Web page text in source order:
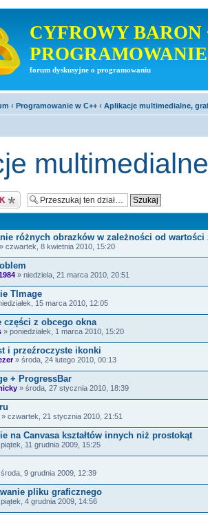
CYFROWY BARON
PROGRAMOWANIE
forum dyskusyjne o programowaniu
‹ Programowanie w C++ ‹ Aplikacje multimedialne,
różnych obrazków w zależności od wartości
czwartek, 8 kwietnia 2010, 15:20
» niedziela, 21 marca 2010, 20:51
TImage
15 marca 2010, 12:05
części z obcego okna
» poniedziałek, 1 marca 2010, 15:20
i przeźroczyste ikonki
» środa, 24 lutego 2010, 00:13
+ ProgressBar
» środa, 27 stycznia 2010, 18:39
» czwartek, 21 stycznia 2010, 21:51
na Canvasa kształtów innych niż prostokąt
11 grudnia 2009, 15:25
9 grudnia 2009, 12:39
pliku graficznego
4 grudnia 2009, 14:56